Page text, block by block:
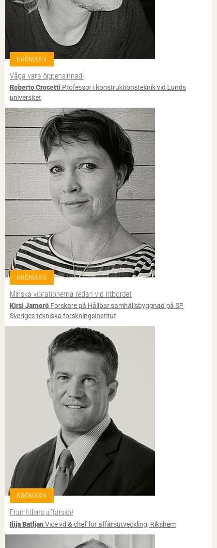
KRÖNIKAN
Våga vara öppensinnad!
Roberto Crocetti Professor i konstruktionsteknik vid Lunds
universitet
KRÖNIKAN
Minska vibrationerna redan vid ritbordet
Kirsi Jarnerö Forskare på Hållbar samhällsbyggnad på SP
Sveriges tekniska forskningsinstitut
KRÖNIKAN
Framtidens affärsidé
Ilija BatljanVice vd & chef för affärsutveckling, Rikshem